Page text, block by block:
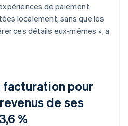
de paiement
localement, sans que les
ces détails eux-mêmes », a
facturation pour
de ses
%